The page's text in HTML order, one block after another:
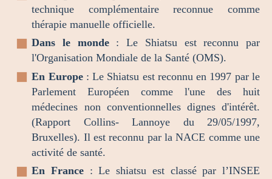
technique complémentaire reconnue comme
thérapie manuelle officielle.
Dans le monde: Le Shiatsu est reconnu par
l'Organisation Mondiale de la Santé (OMS).
En Europe: Le Shiatsu est reconnu en 1997 par le
Parlement Européen comme l'une des huit
médecines non conventionnelles dignes d'intérêt.
(Rapport Collins- Lannoye du 29/05/1997,
Bruxelles). Il est reconnu par la NACE comme une
activité de santé.
En France : Le shiatsu est classé par l’INSEE